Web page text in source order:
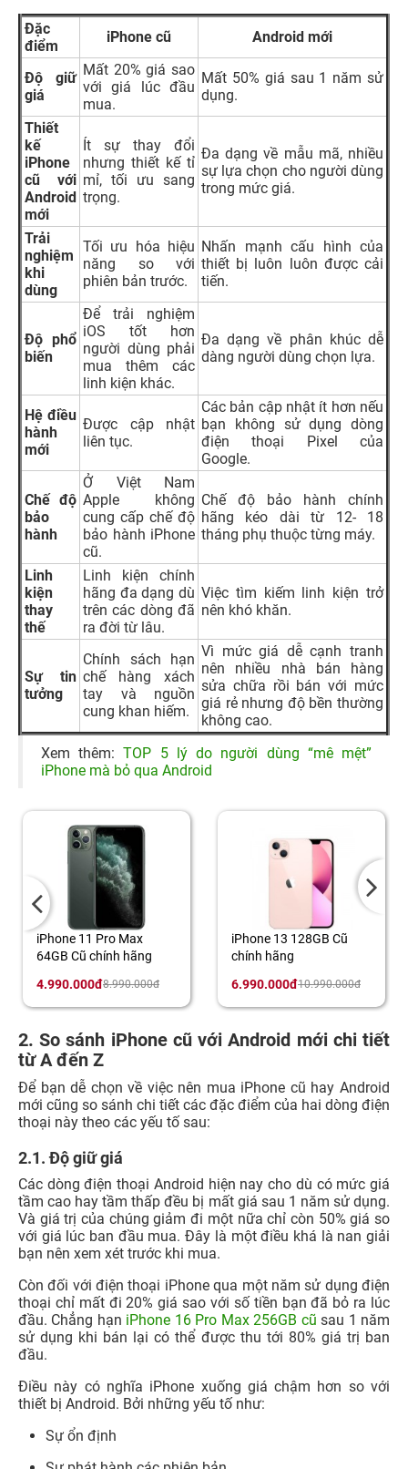
Đặc
điểm
iPhone cũ Android mới
Độ giữ
giá
Mất 20% giá sao
với giá lúc đầu
mua.
Mất 50% giá sau 1 năm sử
dụng.
Thiết
kế
iPhone
cũ với
Android
mới
Ít sự thay đổi
nhưng thiết kế tỉ
mỉ, tối ưu sang
trọng.
Đa dạng về mẫu mã, nhiều
sự lựa chọn cho người dùng
trong mức giá.
Trải
nghiệm
khi
dùng
Tối ưu hóa hiệu
năng so với
phiên bản trước.
Nhấn mạnh cấu hình của
thiết bị luôn luôn được cải
tiến.
Độ phổ
biến
Để trải nghiệm
iOS tốt hơn
người dùng phải
mua thêm các
linh kiện khác.
Đa dạng về phân khúc dễ
dàng người dùng chọn lựa.
Hệ điều
hành
mới
Được cập nhật
liên tục.
Các bản cập nhật ít hơn nếu
bạn không sử dụng dòng
điện thoại Pixel của
Google.
Chế độ
bảo
hành
Ở Việt Nam
Apple không
cung cấp chế độ
bảo hành iPhone
cũ.
Chế độ bảo hành chính
hãng kéo dài từ 12- 18
tháng phụ thuộc từng máy.
Linh
kiện
thay
thế
Linh kiện chính
hãng đa dạng dù
trên các dòng đã
ra đời từ lâu.
Việc tìm kiếm linh kiện trở
nên khó khăn.
Sự tin
tưởng
Chính sách hạn
chế hàng xách
tay và nguồn
cung khan hiếm.
Vì mức giá dễ cạnh tranh
nên nhiều nhà bán hàng
sửa chữa rồi bán với mức
giá rẻ nhưng độ bền thường
không cao.
Xem thêm:TOP 5 lý do người dùng “mê mệt”
iPhone mà bỏ qua Android
iPhone 11 Pro Max
64GB Cũ chính hãng
4.990.000đ8.990.000đ
iPhone 13 128GB Cũ
chính hãng
6.990.000đ10.990.000đ
2. So sánh iPhone cũ với Android mới chi tiết
từ A đến Z
Để bạn dễ chọn về việc nên mua iPhone cũ hay Android
mới cũng so sánh chi tiết các đặc điểm của hai dòng điện
thoại này theo các yếu tố sau:
2.1. Độ giữ giá
Các dòng điện thoại Android hiện nay cho dù có mức giá
tầm cao hay tầm thấp đều bị mất giá sau 1 năm sử dụng.
Và giá trị của chúng giảm đi một nữa chỉ còn 50% giá so
với giá lúc ban đầu mua. Đây là một điều khá là nan giải
bạn nên xem xét trước khi mua.
Còn đối với điện thoại iPhone qua một năm sử dụng điện
thoại chỉ mất đi 20% giá sao với số tiền bạn đã bỏ ra lúc
đầu. Chẳng hạn iPhone 16 Pro Max 256GB cũ sau 1 năm
sử dụng khi bán lại có thể được thu tới 80% giá trị ban
đầu.
Điều này có nghĩa iPhone xuống giá chậm hơn so với
thiết bị Android. Bởi những yếu tố như:
Sự ổn định